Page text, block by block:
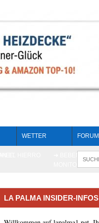
WETTER FORUM
LA PALMA INSIDER-INFOS